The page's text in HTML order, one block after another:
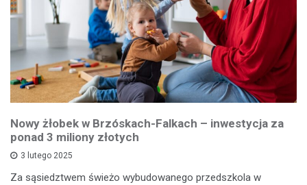
Nowy żłobek w Brzóskach-Falkach – inwestycja za
ponad 3 miliony złotych
3 lutego 2025
Za sąsiedztwem świeżo wybudowanego przedszkola w